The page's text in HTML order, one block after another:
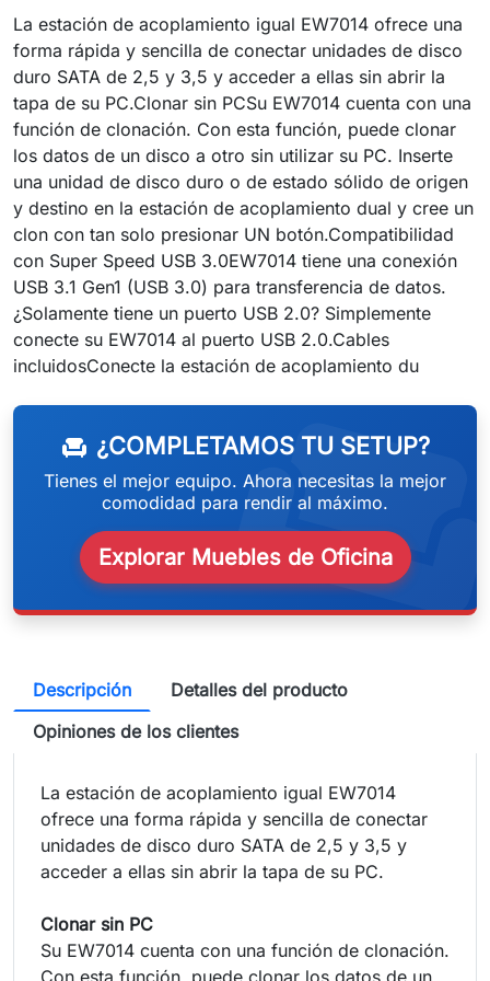
La estación de acoplamiento igual EW7014 ofrece una
forma rápida y sencilla de conectar unidades de disco
duro SATA de 2,5 y 3,5 y acceder a ellas sin abrir la
tapa de su PC.Clonar sin PCSu EW7014 cuenta con una
función de clonación. Con esta función, puede clonar
los datos de un disco a otro sin utilizar su PC. Inserte
una unidad de disco duro o de estado sólido de origen
y destino en la estación de acoplamiento dual y cree un
clon con tan solo presionar UN botón.Compatibilidad
con Super Speed USB 3.0EW7014 tiene una conexión
USB 3.1 Gen1 (USB 3.0) para transferencia de datos.
¿Solamente tiene un puerto USB 2.0? Simplemente
conecte su EW7014 al puerto USB 2.0.Cables
incluidosConecte la estación de acoplamiento du
chair ¿COMPLETAMOS TU SETUP?
Tienes el mejor equipo. Ahora necesitas la mejor
comodidad para rendir al máximo.
Explorar Muebles de Oficina
Descripción
Detalles del producto
Opiniones de los clientes
La estación de acoplamiento igual EW7014
ofrece una forma rápida y sencilla de conectar
unidades de disco duro SATA de 2,5 y 3,5 y
acceder a ellas sin abrir la tapa de su PC.
Clonar sin PC
Su EW7014 cuenta con una función de clonación.
Con esta función, puede clonar los datos de un